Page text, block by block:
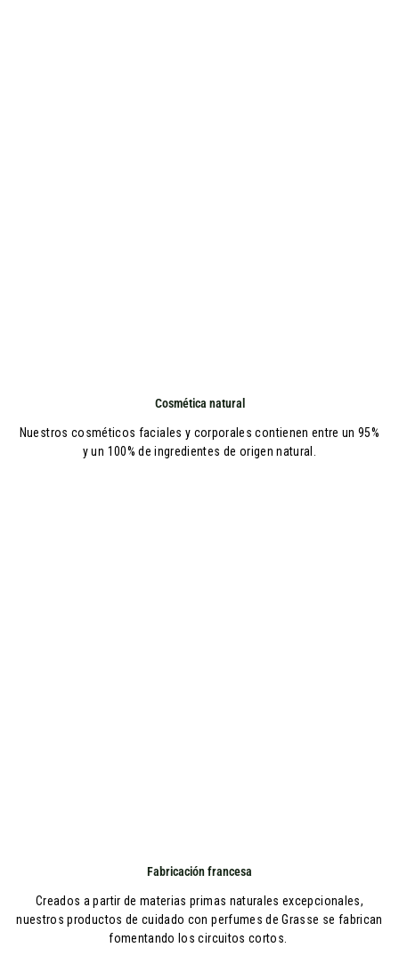
Cosmética natural
Nuestros cosméticos faciales y corporales contienen entre un 95%
y un 100% de ingredientes de origen natural.
Fabricación francesa
Creados a partir de materias primas naturales excepcionales,
nuestros productos de cuidado con perfumes de Grasse se fabrican
fomentando los circuitos cortos.